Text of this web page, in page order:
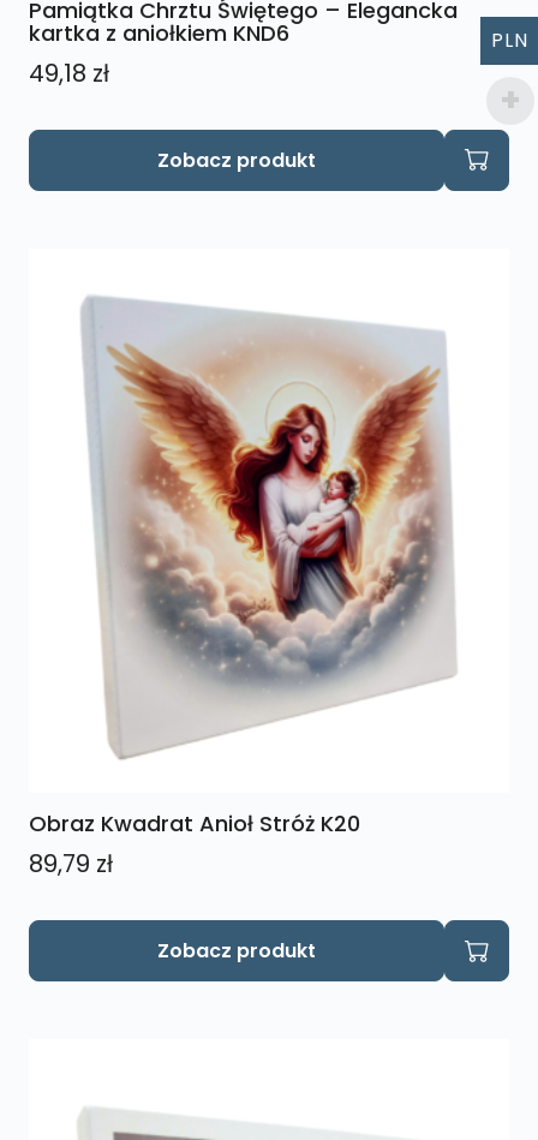
Pamiątka Chrztu Świętego – Elegancka
kartka z aniołkiem KND6
49,18 zł
Zobacz produkt
Obraz Kwadrat Anioł Stróż K20
89,79 zł
Zobacz produkt
PLN